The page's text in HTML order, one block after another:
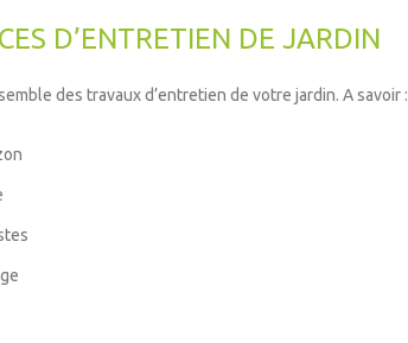
D’ENTRETIEN DE JARDIN
des travaux d’entretien de votre jardin. A savoir :